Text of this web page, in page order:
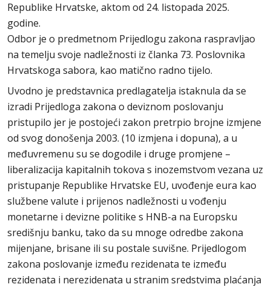
Republike Hrvatske, aktom od 24. listopada 2025.
godine.
Odbor je o predmetnom Prijedlogu zakona raspravljao
na temelju svoje nadležnosti iz članka 73. Poslovnika
Hrvatskoga sabora, kao matično radno tijelo.
Uvodno je predstavnica predlagatelja istaknula da se
izradi Prijedloga zakona o deviznom poslovanju
pristupilo jer je postojeći zakon pretrpio brojne izmjene
od svog donošenja 2003. (10 izmjena i dopuna), a u
međuvremenu su se dogodile i druge promjene –
liberalizacija kapitalnih tokova s inozemstvom vezana uz
pristupanje Republike Hrvatske EU, uvođenje eura kao
službene valute i prijenos nadležnosti u vođenju
monetarne i devizne politike s HNB-a na Europsku
središnju banku, tako da su mnoge odredbe zakona
mijenjane, brisane ili su postale suvišne. Prijedlogom
zakona poslovanje između rezidenata te između
rezidenata i nerezidenata u stranim sredstvima plaćanja